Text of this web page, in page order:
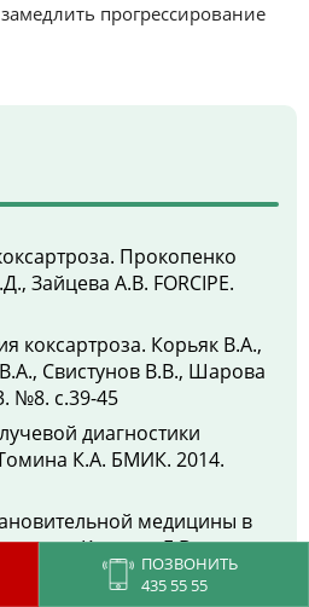
ПОЗВОНИТЬ
435 55 55
прогрессирование
Прокопенко
Зайцева А.В. FORCIPE.
коксартроза. Корьяк В.А.,
Свистунов В.В., Шарова
№8. с.39-45
диагностики
К.А. БМИК. 2014.
медицины в
Купеева Е.В.,
2005. №3-4. с.65-66